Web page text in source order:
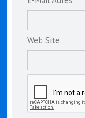
Web Site